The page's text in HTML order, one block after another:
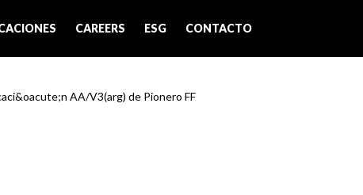
CAREERS ESG CONTACTO
AA/V3(arg) de Pionero FF